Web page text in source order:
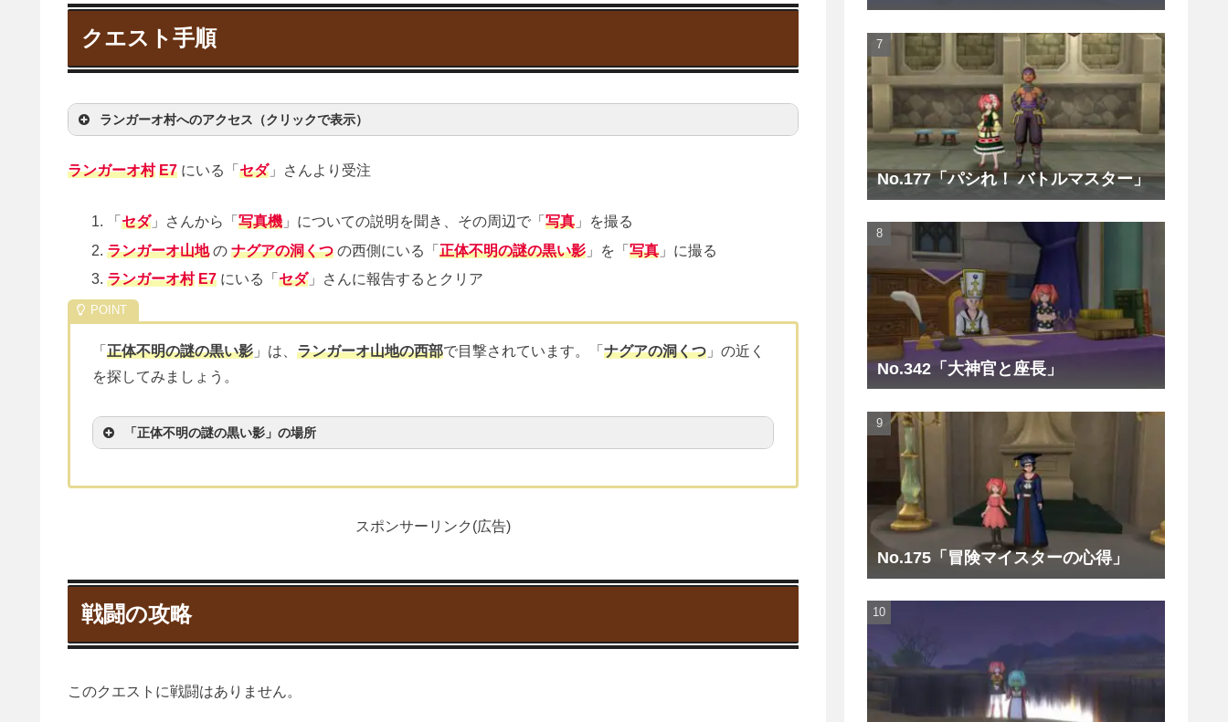
クエスト手順
ランガーオ村へのアクセス（クリックで表示）
ランガーオ村 E7 にいる「 セダ」さんより受注
「セダ」さんから「写真機 」についての説明を聞き、その周辺で「写真 」を撮る
ランガーオ山地のナグアの洞くつ の西側にいる「正体不明の謎の黒い影 」を「写真 」に撮る
ランガーオ村 E7 にいる「セダ」さんに報告するとクリア
「 正体不明の謎の黒い影 」は、 ランガーオ山地の西部で目撃されています。「 ナグアの洞くつ 」の近く
を探してみましょう。
「正体不明の謎の黒い影」の場所
スポンサーリンク(広告)
戦闘の攻略
このクエストに戦闘はありません。
No.177「パシれ！ バトルマスター」
No.342「大神官と座長」
No.175「冒険マイスターの心得」